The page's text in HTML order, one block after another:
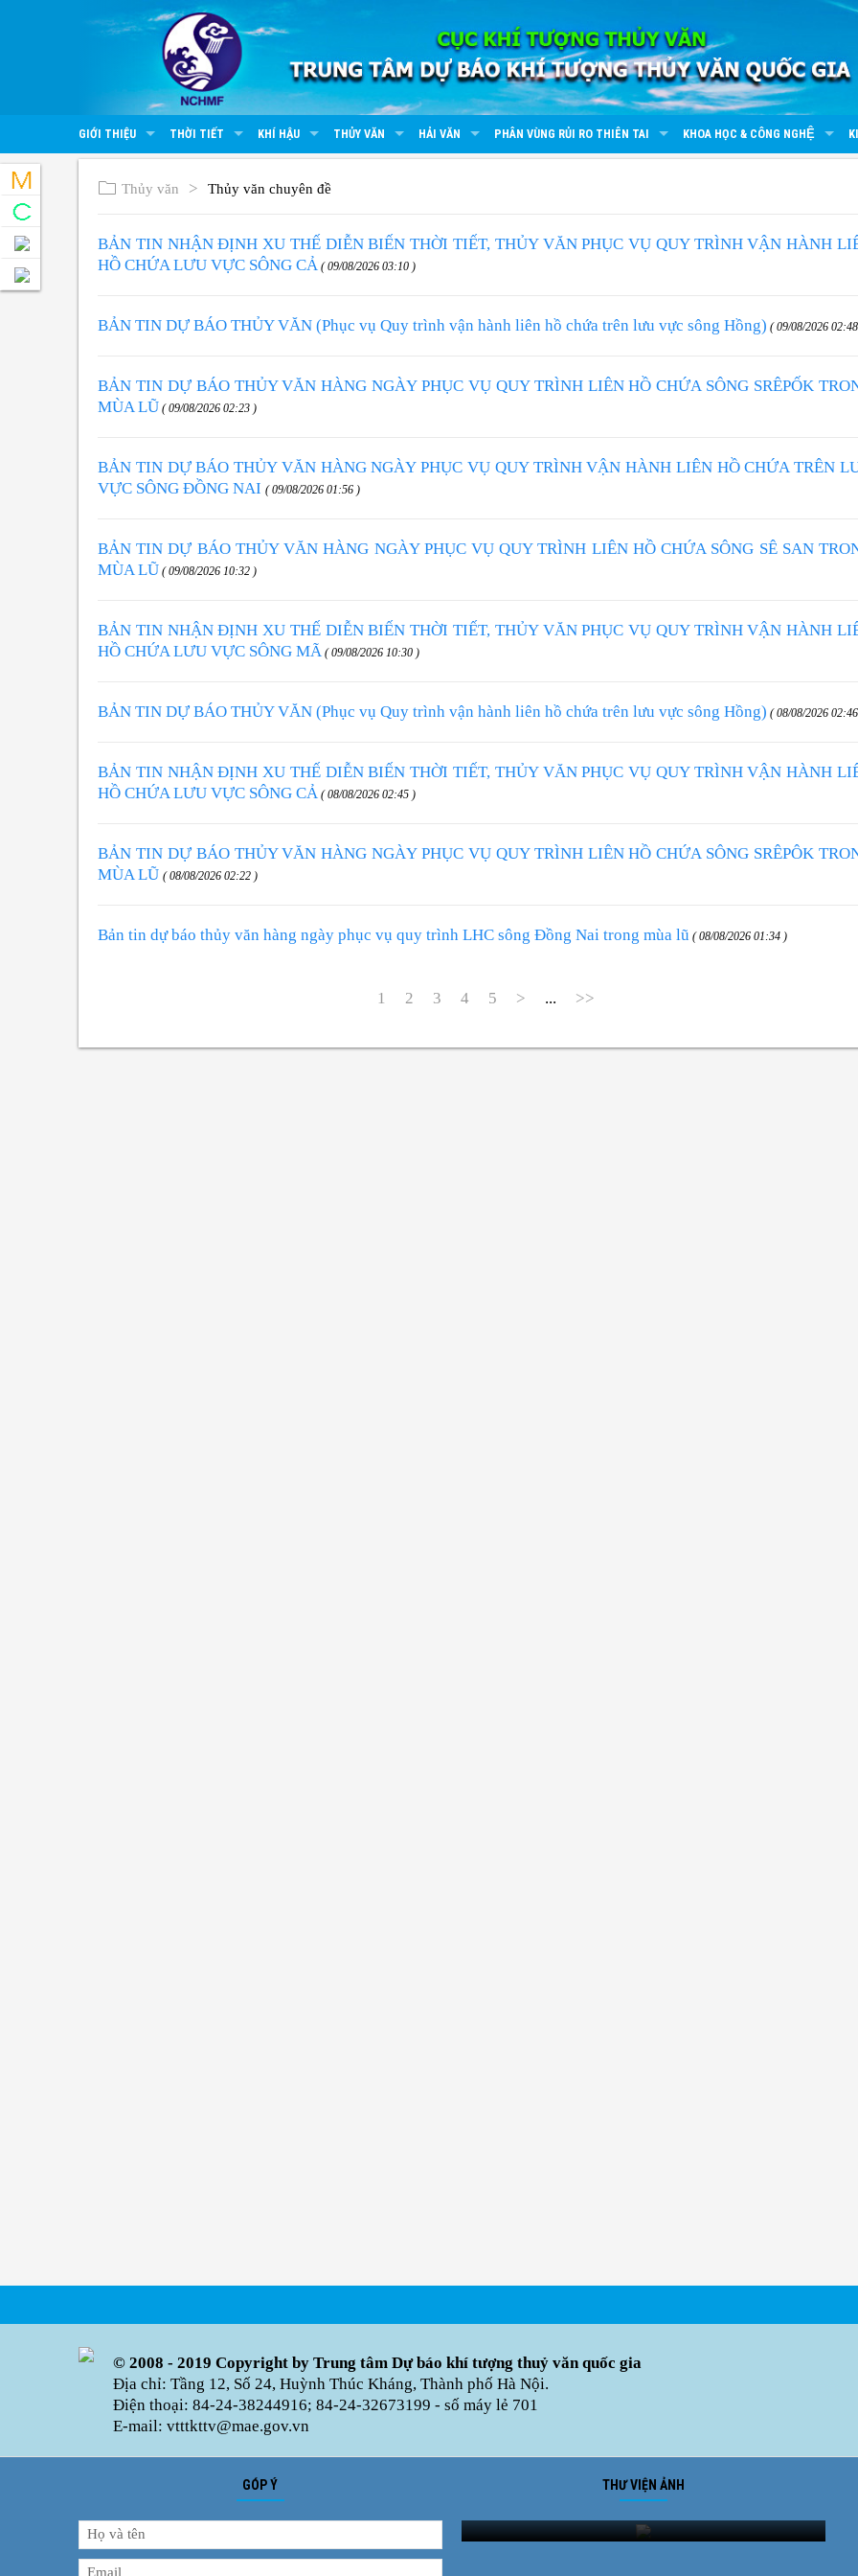
GIỚI THIỆU THỜI TIẾT KHÍ HẬU THỦY VĂN HẢI VĂN PHÂN VÙNG RỦI RO THIÊN TAI KHOA HỌC & CÔNG NGHỆ
Thủy văn Thủy văn chuyên đề
BẢN TIN NHẬN ĐỊNH XU THẾ DIỄN BIẾN THỜI TIẾT, THỦY VĂN PHỤC VỤ QUY TRÌNH VẬN HÀNH
HỒ CHỨA LƯU VỰC SÔNG CẢ ( 09/08/2026 03:10 )
BẢN TIN DỰ BÁO THỦY VĂN (Phục vụ Quy trình vận hành liên hồ chứa trên lưu vực sông Hồng) ( 09/08/2026
BẢN TIN DỰ BÁO THỦY VĂN HÀNG NGÀY PHỤC VỤ QUY TRÌNH LIÊN HỒ CHỨA SÔNG SRÊPỐK
MÙA LŨ ( 09/08/2026 02:23 )
BẢN TIN DỰ BÁO THỦY VĂN HÀNG NGÀY PHỤC VỤ QUY TRÌNH VẬN HÀNH LIÊN HỒ CHỨA TRÊN
VỰC SÔNG ĐỒNG NAI ( 09/08/2026 01:56 )
BẢN TIN DỰ BÁO THỦY VĂN HÀNG NGÀY PHỤC VỤ QUY TRÌNH LIÊN HỒ CHỨA SÔNG SÊ SAN
MÙA LŨ ( 09/08/2026 10:32 )
BẢN TIN NHẬN ĐỊNH XU THẾ DIỄN BIẾN THỜI TIẾT, THỦY VĂN PHỤC VỤ QUY TRÌNH VẬN HÀNH
HỒ CHỨA LƯU VỰC SÔNG MÃ ( 09/08/2026 10:30 )
BẢN TIN DỰ BÁO THỦY VĂN (Phục vụ Quy trình vận hành liên hồ chứa trên lưu vực sông Hồng) ( 08/08/2026
BẢN TIN NHẬN ĐỊNH XU THẾ DIỄN BIẾN THỜI TIẾT, THỦY VĂN PHỤC VỤ QUY TRÌNH VẬN HÀNH
HỒ CHỨA LƯU VỰC SÔNG CẢ ( 08/08/2026 02:45 )
BẢN TIN DỰ BÁO THỦY VĂN HÀNG NGÀY PHỤC VỤ QUY TRÌNH LIÊN HỒ CHỨA SÔNG SRÊPÔK
MÙA LŨ ( 08/08/2026 02:22 )
Bản tin dự báo thủy văn hàng ngày phục vụ quy trình LHC sông Đồng Nai trong mùa lũ ( 08/08/2026 01:34 )
1 2 3 4 5 > ... >>
© 2008 - 2019 Copyright by Trung tâm Dự báo khí tượng thuỷ văn quốc gia
Địa chỉ: Tầng 12, Số 24, Huỳnh Thúc Kháng, Thành phố Hà Nội.
Điện thoại: 84-24-38244916; 84-24-32673199 - số máy lẻ 701
E-mail: vtttkttv@mae.gov.vn
GÓP Ý THƯ VIỆN ẢNH